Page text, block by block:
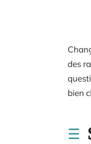
des
bien